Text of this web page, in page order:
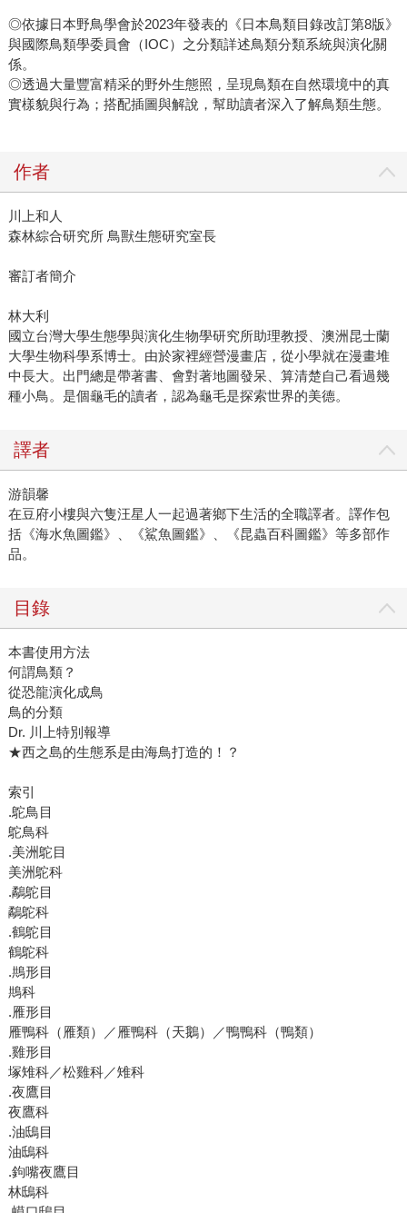
◎依據日本野鳥學會於2023年發表的《日本鳥類目錄改訂第8版》
與國際鳥類學委員會（IOC）之分類詳述鳥類分類系統與演化關
係。
◎透過大量豐富精采的野外生態照，呈現鳥類在自然環境中的真
實樣貌與行為；搭配插圖與解說，幫助讀者深入了解鳥類生態。
作者
川上和人
森林綜合研究所 鳥獸生態研究室長
審訂者簡介
林大利
國立台灣大學生態學與演化生物學研究所助理教授、澳洲昆士蘭
大學生物科學系博士。由於家裡經營漫畫店，從小學就在漫畫堆
中長大。出門總是帶著書、會對著地圖發呆、算清楚自己看過幾
種小鳥。是個龜毛的讀者，認為龜毛是探索世界的美德。
譯者
游韻馨
在豆府小樓與六隻汪星人一起過著鄉下生活的全職譯者。譯作包
括《海水魚圖鑑》、《鯊魚圖鑑》、《昆蟲百科圖鑑》等多部作
品。
目錄
本書使用方法
何謂鳥類？
從恐龍演化成鳥
鳥的分類
Dr. 川上特別報導
★西之島的生態系是由海鳥打造的！？
索引
.鴕鳥目
鴕鳥科
.美洲鴕目
美洲鴕科
.鷸鴕目
鷸鴕科
.鶴鴕目
鶴鴕科
.䳍形目
䳍科
.雁形目
雁鴨科（雁類）／雁鴨科（天鵝）／鴨鴨科（鴨類）
.雞形目
塚雉科／松雞科／雉科
.夜鷹目
夜鷹科
.油鴟目
油鴟科
.鉤嘴夜鷹目
林鴟科